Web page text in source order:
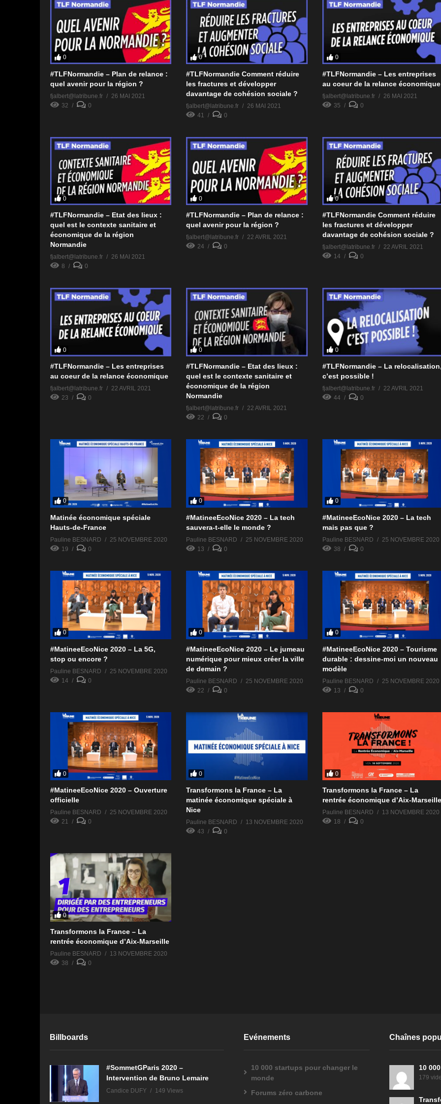
0
#TLFNormandie – Plan de relance :
quel avenir pour la région ?
fjalbert@latribune.fr
26 MAI 2021
32
0
0
#TLFNormandie Comment réduire
les fractures et développer
davantage de cohésion sociale ?
fjalbert@latribune.fr
26 MAI 2021
41
0
0
#TLFNormandie – Les entreprises
au coeur de la relance économique
fjalbert@latribune.fr
26 MAI 2021
35
0
0
#TLFNormandie – Etat des lieux :
quel est le contexte sanitaire et
économique de la région
Normandie
fjalbert@latribune.fr
26 MAI 2021
8
0
0
#TLFNormandie – Plan de relance :
quel avenir pour la région ?
fjalbert@latribune.fr
22 AVRIL 2021
24
0
0
#TLFNormandie Comment réduire
les fractures et développer
davantage de cohésion sociale ?
fjalbert@latribune.fr
22 AVRIL 2021
14
0
0
#TLFNormandie – Les entreprises
au coeur de la relance économique
fjalbert@latribune.fr
22 AVRIL 2021
23
0
0
#TLFNormandie – Etat des lieux :
quel est le contexte sanitaire et
économique de la région
Normandie
fjalbert@latribune.fr
22 AVRIL 2021
22
0
0
#TLFNormandie – La
c’est possible !
fjalbert@latribune.fr
22 AVRIL 2021
44
0
0
Matinée économique spéciale
Hauts-de-France
Pauline BESNARD
25 NOVEMBRE 2020
19
0
0
#MatineeEcoNice 2020 – La tech
sauvera-t-elle le monde ?
Pauline BESNARD
25 NOVEMBRE 2020
13
0
0
#MatineeEcoNice 2020 – La tech
mais pas que ?
Pauline BESNARD
25 NOVEMBRE 2020
38
0
0
#MatineeEcoNice 2020 – La 5G,
stop ou encore ?
Pauline BESNARD
25 NOVEMBRE 2020
14
0
0
#MatineeEcoNice 2020 – Le jumeau
numérique pour mieux créer la ville
de demain ?
Pauline BESNARD
25 NOVEMBRE 2020
22
0
0
#MatineeEcoNice 2020 – Tourisme
durable : dessine-moi un nouveau
modèle
Pauline BESNARD
25 NOVEMBRE 2020
13
0
0
#MatineeEcoNice 2020 – Ouverture
officielle
Pauline BESNARD
25 NOVEMBRE 2020
21
0
0
Transformons la France – La
matinée économique spéciale à
Nice
Pauline BESNARD
13 NOVEMBRE 2020
43
0
0
Transformons la France – La
rentrée économique d’Aix-Marseille
Pauline BESNARD
13 NOVEMBRE 2020
18
0
0
Transformons la France – La
rentrée économique d’Aix-Marseille
Pauline BESNARD
13 NOVEMBRE 2020
38
0
Billboards
#SommetGParis 2020 –
Intervention de Bruno Lemaire
Candice DUFY 149 Views
Evénements
10 000 startups pour changer le
monde
Forums zéro carbone
Chaînes
10
179